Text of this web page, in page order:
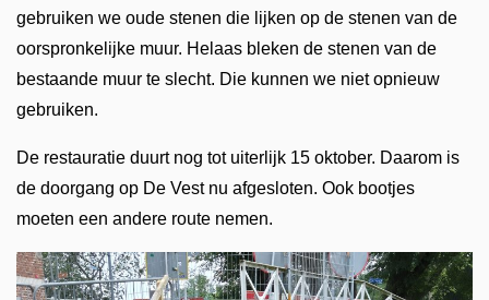
gebruiken we oude stenen die lijken op de stenen van de
oorspronkelijke muur. Helaas bleken de stenen van de
bestaande muur te slecht. Die kunnen we niet opnieuw
gebruiken.
De restauratie duurt nog tot uiterlijk 15 oktober. Daarom is
de doorgang op De Vest nu afgesloten. Ook bootjes
moeten een andere route nemen.